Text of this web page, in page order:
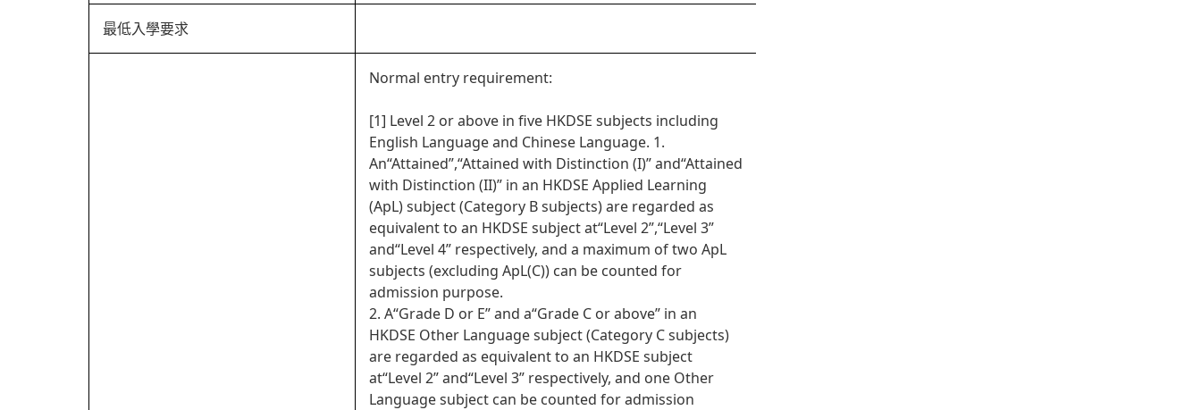
最低入學要求
Normal entry requirement:
[1] Level 2 or above in five HKDSE subjects including
English Language and Chinese Language. 1.
An“Attained”,“Attained with Distinction (I)” and“Attained
with Distinction (II)” in an HKDSE Applied Learning
(ApL) subject (Category B subjects) are regarded as
equivalent to an HKDSE subject at“Level 2”,“Level 3”
and“Level 4” respectively, and a maximum of two ApL
subjects (excluding ApL(C)) can be counted for
admission purpose.
2. A“Grade D or E” and a“Grade C or above” in an
HKDSE Other Language subject (Category C subjects)
are regarded as equivalent to an HKDSE subject
at“Level 2” and“Level 3” respectively, and one Other
Language subject can be counted for admission